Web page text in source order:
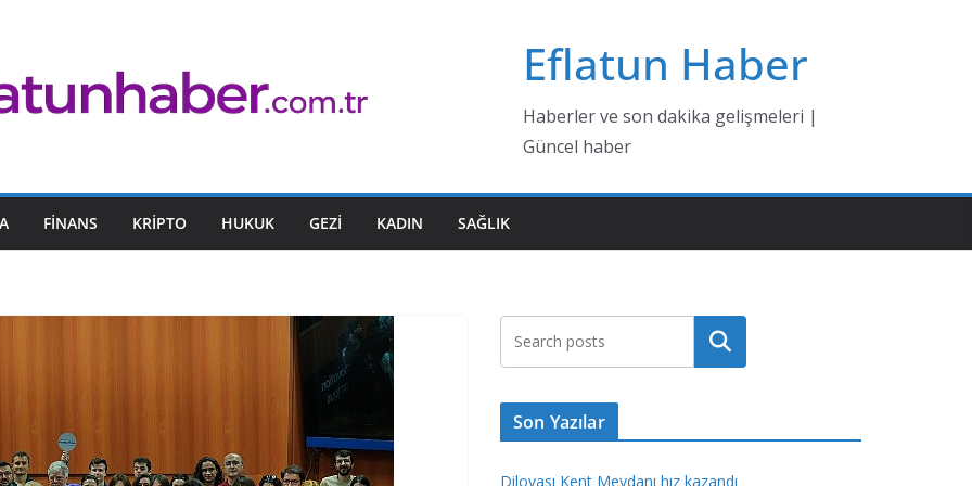
Eflatun Haber
Haberler ve son dakika gelişmeleri |
Güncel haber
FINANS KRIPTO HUKUK GEZI KADIN SAĞLIK
Ara
Son Yazılar
Dilovası Kent Meydanı hız kazandı